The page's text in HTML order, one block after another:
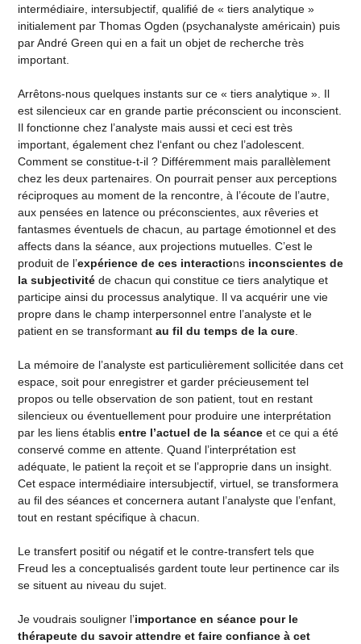
intermédiaire, intersubjectif, qualifié de « tiers analytique »
initialement par Thomas Ogden (psychanalyste américain) puis
par André Green qui en a fait un objet de recherche très
important.
Arrêtons-nous quelques instants sur ce « tiers analytique ». Il
est silencieux car en grande partie préconscient ou inconscient.
Il fonctionne chez l’analyste mais aussi et ceci est très
important, également chez l‘enfant ou chez l’adolescent.
Comment se constitue-t-il ? Différemment mais parallèlement
chez les deux partenaires. On pourrait penser aux perceptions
réciproques au moment de la rencontre, à l’écoute de l’autre,
aux pensées en latence ou préconscientes, aux rêveries et
fantasmes éventuels de chacun, au partage émotionnel et des
affects dans la séance, aux projections mutuelles. C’est le
produit de l’expérience de ces interactions inconscientes de
la subjectivité de chacun qui constitue ce tiers analytique et
participe ainsi du processus analytique. Il va acquérir une vie
propre dans le champ interpersonnel entre l’analyste et le
patient en se transformant au fil du temps de la cure.
La mémoire de l’analyste est particulièrement sollicitée dans cet
espace, soit pour enregistrer et garder précieusement tel
propos ou telle observation de son patient, tout en restant
silencieux ou éventuellement pour produire une interprétation
par les liens établis entre l’actuel de la séance et ce qui a été
conservé comme en attente. Quand l’interprétation est
adéquate, le patient la reçoit et se l’approprie dans un insight.
Cet espace intermédiaire intersubjectif, virtuel, se transformera
au fil des séances et concernera autant l’analyste que l’enfant,
tout en restant spécifique à chacun.
Le transfert positif ou négatif et le contre-transfert tels que
Freud les a conceptualisés gardent toute leur pertinence car ils
se situent au niveau du sujet.
Je voudrais souligner l’importance en séance pour le
thérapeute du savoir attendre et faire confiance à cet